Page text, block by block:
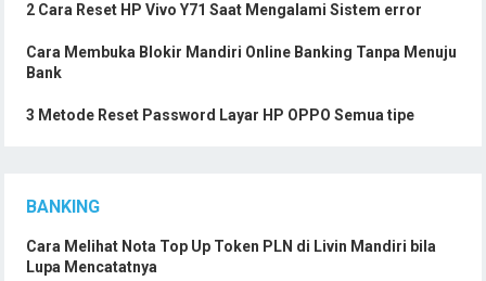
2 Cara Reset HP Vivo Y71 Saat Mengalami Sistem error
Cara Membuka Blokir Mandiri Online Banking Tanpa Menuju
Bank
3 Metode Reset Password Layar HP OPPO Semua tipe
BANKING
Cara Melihat Nota Top Up Token PLN di Livin Mandiri bila
Lupa Mencatatnya